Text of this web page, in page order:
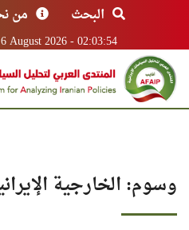
البحث من
August 2026 - 02:03:54
وسوم: الخارجية